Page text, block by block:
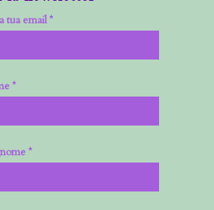
tua email *
*
*